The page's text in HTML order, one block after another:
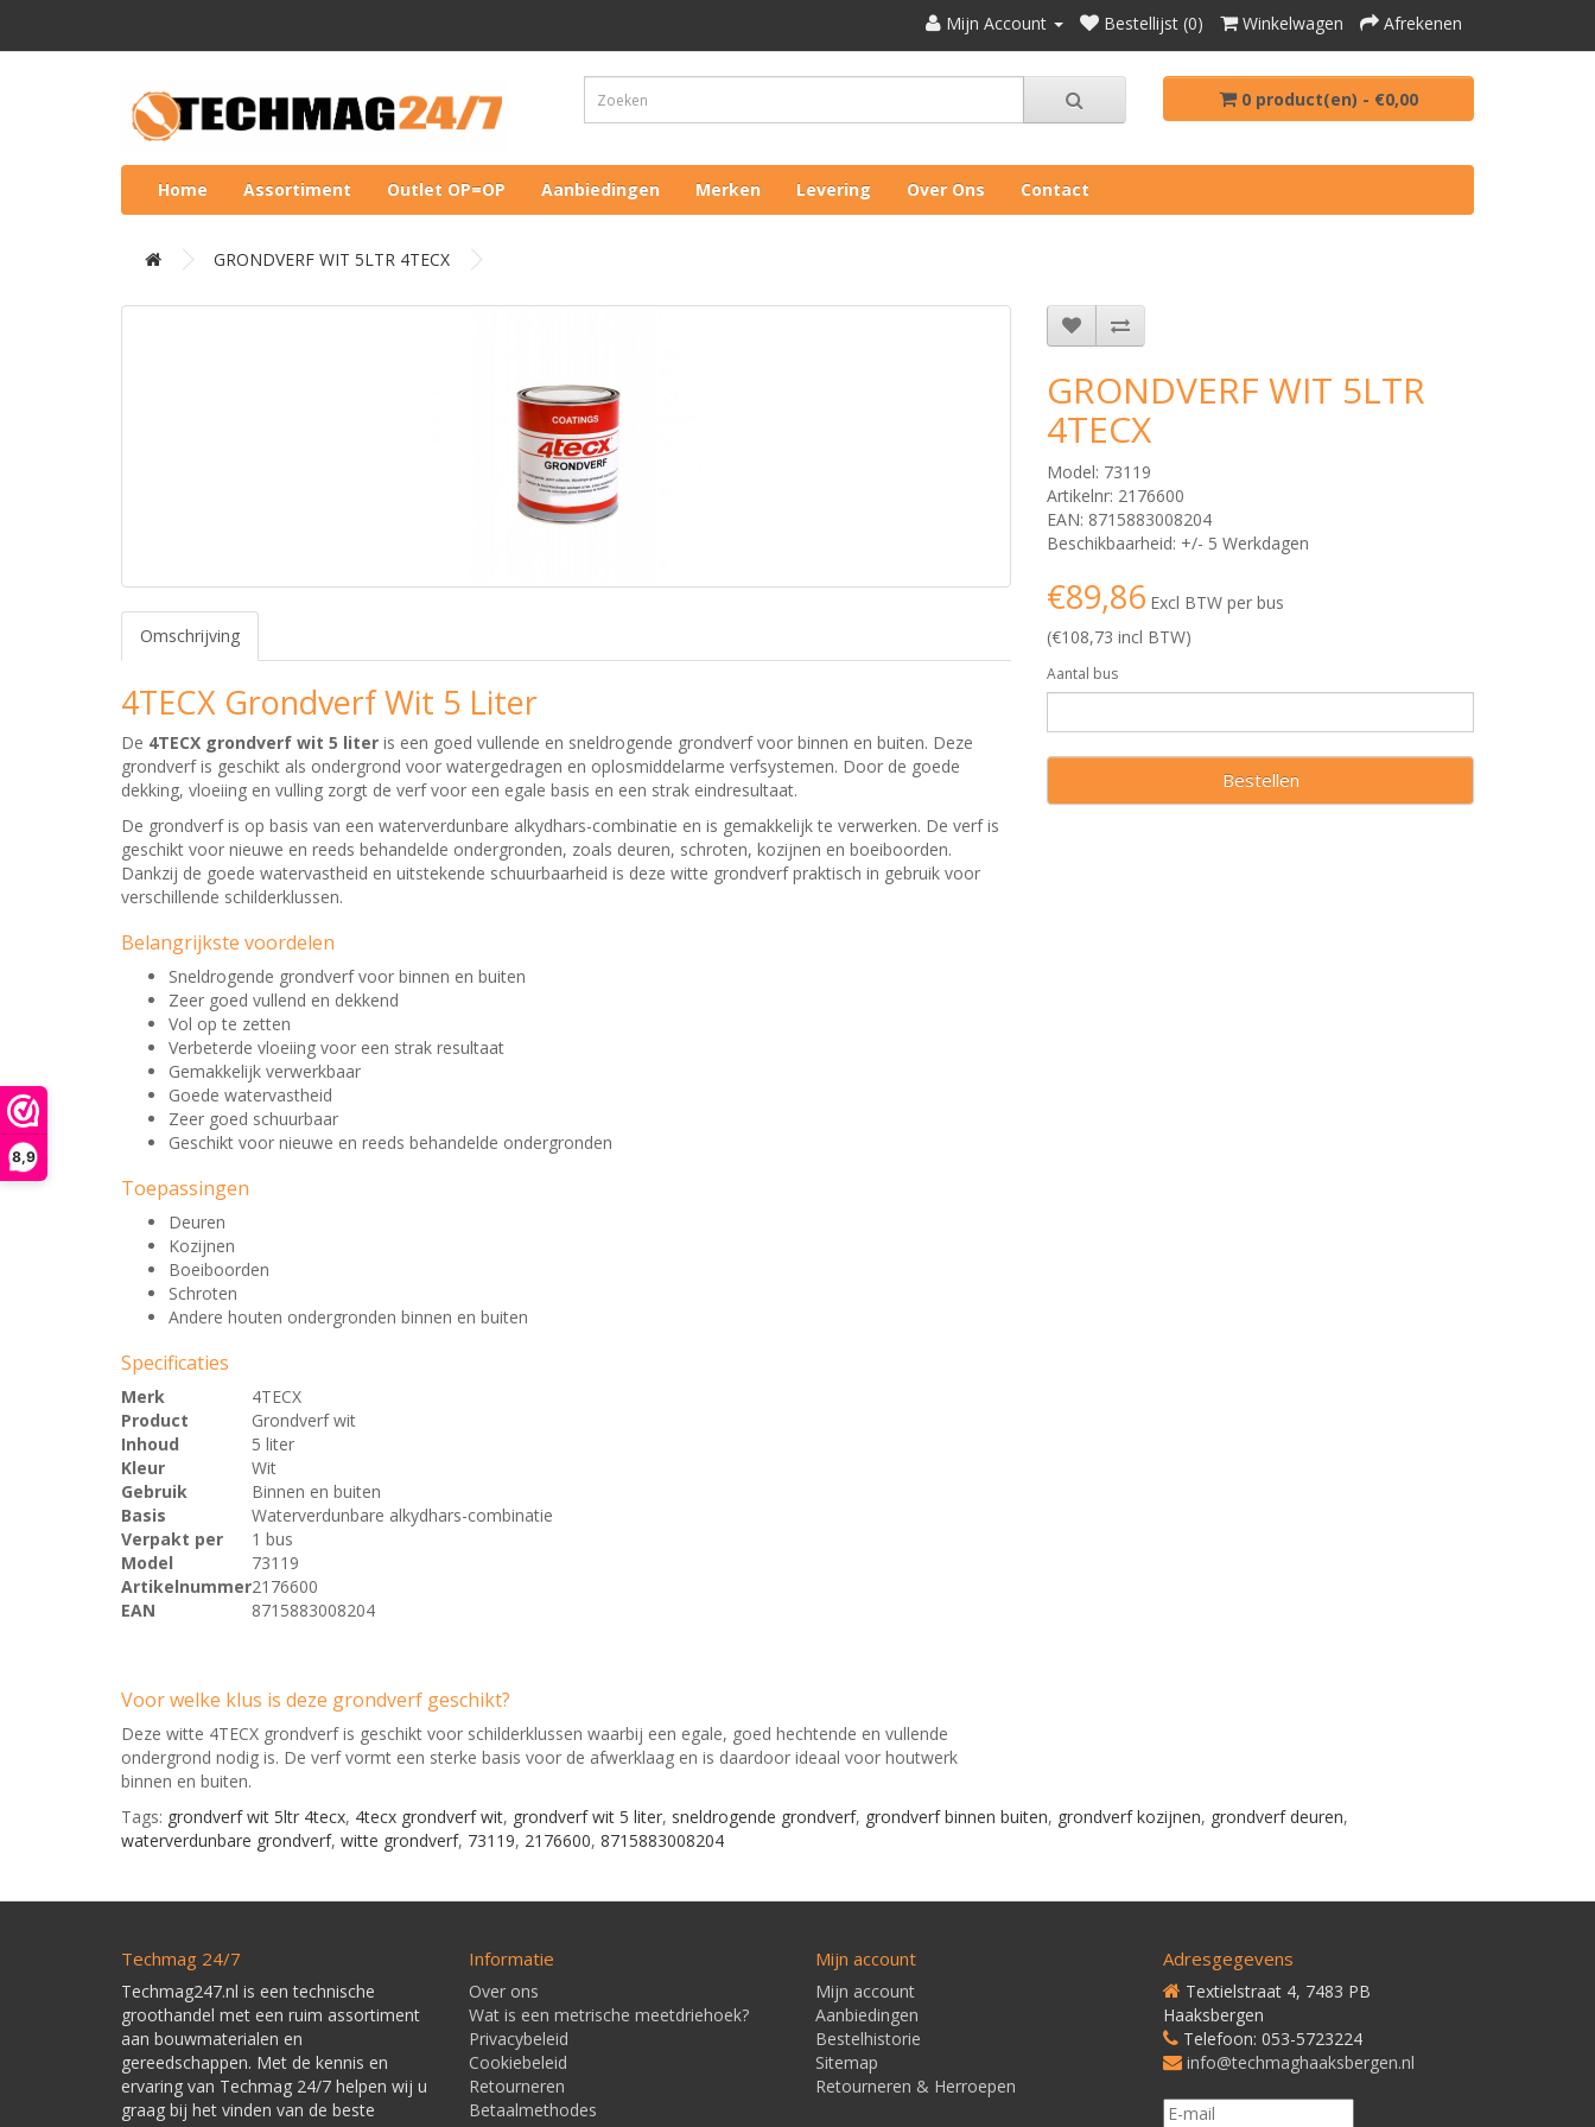
8,9
Mijn Account Bestellijst (0) Winkelwagen Afrekenen
0 product(en) - €0,00
Home Assortiment Outlet OP=OP Aanbiedingen Merken Levering Over Ons Contact
GRONDVERF WIT 5LTR 4TECX
Omschrijving
4TECX Grondverf Wit 5 Liter
De 4TECX grondverf wit 5 liter is een goed vullende en sneldrogende grondverf voor binnen en buiten. Deze
grondverf is geschikt als ondergrond voor watergedragen en oplosmiddelarme verfsystemen. Door de goede
dekking, vloeiing en vulling zorgt de verf voor een egale basis en een strak eindresultaat.
De grondverf is op basis van een waterverdunbare alkydhars-combinatie en is gemakkelijk te verwerken. De verf is
geschikt voor nieuwe en reeds behandelde ondergronden, zoals deuren, schroten, kozijnen en boeiboorden.
Dankzij de goede watervastheid en uitstekende schuurbaarheid is deze witte grondverf praktisch in gebruik voor
verschillende schilderklussen.
Belangrijkste voordelen
Sneldrogende grondverf voor binnen en buiten
Zeer goed vullend en dekkend
Vol op te zetten
Verbeterde vloeiing voor een strak resultaat
Gemakkelijk verwerkbaar
Goede watervastheid
Zeer goed schuurbaar
Geschikt voor nieuwe en reeds behandelde ondergronden
Toepassingen
Deuren
Kozijnen
Boeiboorden
Schroten
Andere houten ondergronden binnen en buiten
Specificaties
Merk
4TECX
Product
Grondverf wit
Inhoud
5 liter
Kleur
Wit
Gebruik
Binnen en buiten
Basis
Waterverdunbare alkydhars-combinatie
Verpakt per
1 bus
Model
73119
Artikelnummer2176600
EAN
8715883008204
Voor welke klus is deze grondverf geschikt?
Deze witte 4TECX grondverf is geschikt voor schilderklussen waarbij een egale, goed hechtende en vullende
ondergrond nodig is. De verf vormt een sterke basis voor de afwerklaag en is daardoor ideaal voor houtwerk
binnen en buiten.
GRONDVERF WIT 5LTR
4TECX
Model: 73119
Artikelnr: 2176600
EAN: 8715883008204
Beschikbaarheid: +/- 5 Werkdagen
€89,86 Excl BTW per bus
(€108,73 incl BTW)
Aantal bus
Bestellen
Tags: grondverf wit 5ltr 4tecx, 4tecx grondverf wit, grondverf wit 5 liter, sneldrogende grondverf, grondverf binnen buiten, grondverf kozijnen, grondverf deuren,
waterverdunbare grondverf, witte grondverf, 73119, 2176600, 8715883008204
Techmag 24/7
Techmag247.nl is een technische
groothandel met een ruim assortiment
aan bouwmaterialen en
gereedschappen. Met de kennis en
ervaring van Techmag 24/7 helpen wij u
graag bij het vinden van de beste
Informatie
Over ons
Wat is een metrische meetdriehoek?
Privacybeleid
Cookiebeleid
Retourneren
Betaalmethodes
Mijn account
Mijn account
Aanbiedingen
Bestelhistorie
Sitemap
Retourneren & Herroepen
Adresgegevens
Textielstraat 4, 7483 PB
Haaksbergen
Telefoon: 053-5723224
info@techmaghaaksbergen.nl